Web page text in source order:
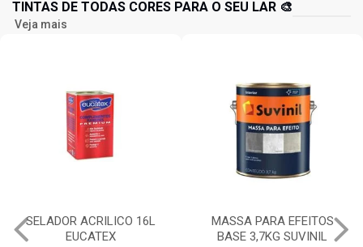
TINTAS DE TODAS CORES PARA O SEU LAR 🎨
Veja mais
MASSA PARA EFEITOS
BASE 3,7KG SUVINIL
IQUINE DIATEX ACRILICA
15LT BALDE BRANCO NEVE